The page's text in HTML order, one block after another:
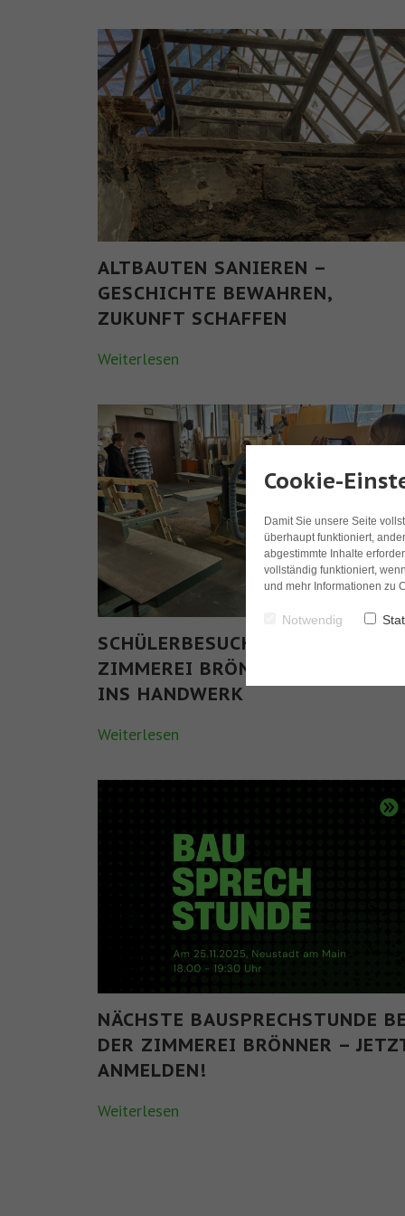
ALTBAUTEN SANIEREN –
GESCHICHTE BEWAHREN,
ZUKUNFT SCHAFFEN
Weiterlesen
SCHÜLERBESUCH IN DER
ZIMMEREI BRÖNNER – EINBLICK
INS HANDWERK
Weiterlesen
NÄCHSTE BAUSPRECHSTUNDE
DER ZIMMEREI BRÖNNER –
ANMELDEN!
Weiterlesen
Cookie-
Damit Sie unsere Seite
überhaupt funktioniert,
abgestimmte Inhalte
vollständig funktioniert,
und mehr Informationen zu
Notwendig